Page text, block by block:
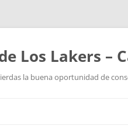
Los Lakers –
la buena oportunidad de